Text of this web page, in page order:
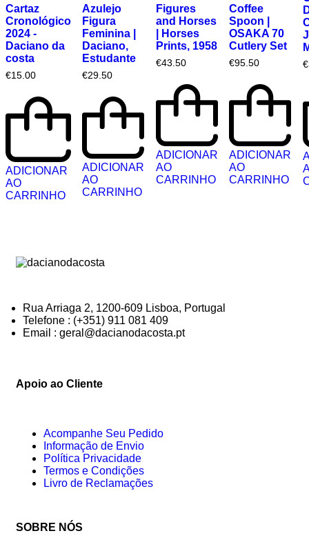
Cartaz
Cronológico
2024 -
Daciano da
costa
€15.00
ADICIONAR
AO
CARRINHO
Azulejo
Figura
Feminina |
Daciano,
Estudante
€29.50
ADICIONAR
AO
CARRINHO
Figures
and Horses
| Horses
Prints, 1958
€43.50
ADICIONAR
AO
CARRINHO
Coffee
Spoon |
OSAKA 70
Cutlery Set
€95.50
ADICIONAR
AO
CARRINHO
€
Rua Arriaga 2, 1200-609 Lisboa, Portugal
Telefone : (+351) 911 081 409
Email : geral@dacianodacosta.pt
Apoio ao Cliente
Acompanhe Seu Pedido
Informação de Envio
Política Privacidade
Termos e Condições
Livro de Reclamações
SOBRE NÓS